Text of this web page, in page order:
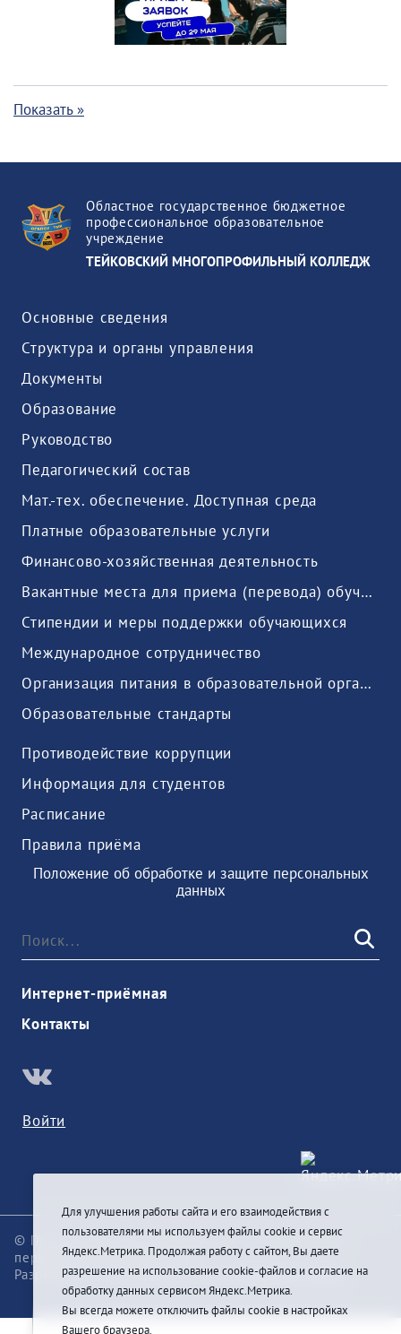
Показать »
Областное государственное бюджетное
профессиональное образовательное
учреждение
ТЕЙКОВСКИЙ МНОГОПРОФИЛЬНЫЙ КОЛЛЕДЖ
Основные сведения
Структура и органы управления
Документы
Образование
Руководство
Педагогический состав
Мат.-тех. обеспечение. Доступная среда
Платные образовательные услуги
Финансово-хозяйственная деятельность
Вакантные места для приема (перевода) обучающихся
Стипендии и меры поддержки обучающихся
Международное сотрудничество
Организация питания в образовательной организации
Образовательные стандарты
Противодействие коррупции
Информация для студентов
Расписание
Правила приёма
Положение об обработке и защите персональных
данных
Интернет-приёмная
Контакты
Войти
© При цитировании информации с сайта ссылка на
первоисточник обязательна
Разработка и техподдержка сайтаPragmatic Studio
Для улучшения работы сайта и его взаимодействия с
пользователями мы используем файлы cookie и сервис
Яндекс.Метрика. Продолжая работу с сайтом, Вы даете
разрешение на использование cookie-файлов и согласие на
обработку данных сервисом Яндекс.Метрика.
Вы всегда можете отключить файлы cookie в настройках
Вашего браузера.